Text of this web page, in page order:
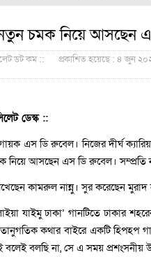
চমক নিয়ে আসছেন
ডট কম ::
প্রকাশিত হয়েছে : ৪ জুন
ডেস্ক ::
এস ডি রুবেল। নিজের দীর্ঘ
আসছেন এস ডি রুবেল। সম্প্রতি
কামরুল নান্নু। সুর করেছেন
যাইমু ঢাকা’ গানটিতে ঢাকার
কথার বাইরে একটি হিপহপ
বলছি না, সে এ সময় প্রশংসনীয়